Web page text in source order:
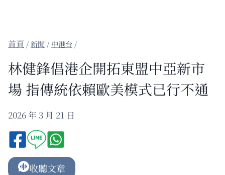
/新聞 / 中港台 /
林健鋒倡港企開拓東盟中亞新市
場 指傳統依賴歐美模式已行不通
2026 年 3 月 21 日
收聽文章